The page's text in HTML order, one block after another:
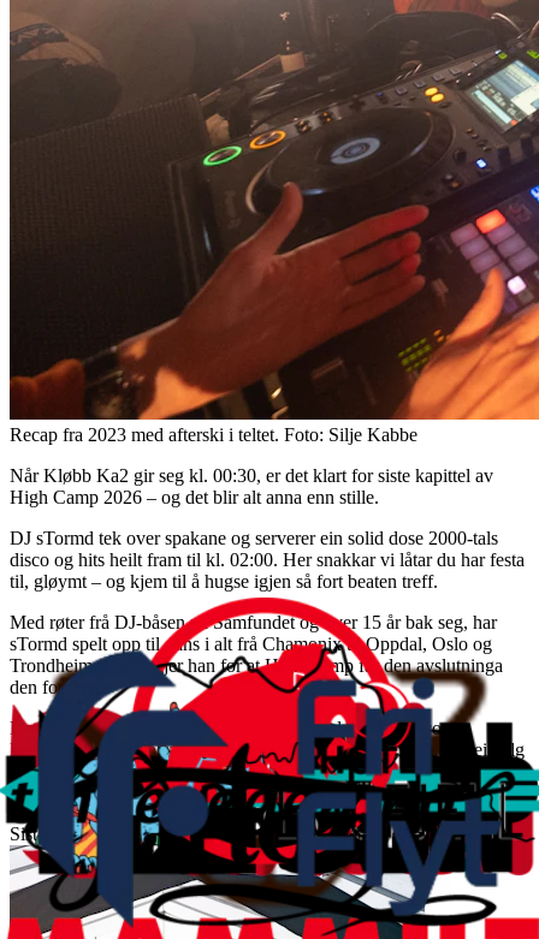
Recap fra 2023 med afterski i teltet. Foto: Silje Kabbe
Når Kløbb Ka2 gir seg kl. 00:30, er det klart for siste kapittel av
High Camp 2026 – og det blir alt anna enn stille.
DJ sTormd tek over spakane og serverer ein solid dose 2000-tals
disco og hits heilt fram til kl. 02:00. Her snakkar vi låtar du har festa
til, gløymt – og kjem til å hugse igjen så fort beaten treff.
Med røter frå DJ-båsen på Samfundet og over 15 år bak seg, har
sTormd spelt opp til dans i alt frå Chamonix til Oppdal, Oslo og
Trondheim. No sørgjer han for at High Camp får den avslutninga
den fortener.
Dette er kveldens siste afterski. Årets siste dunjakkedisco.
Ein siste sjanse til å samle gjengen, ta ein dans – og runde av ei helg
du ikkje vil heim frå.
Publisert17. april 2026 kl 10.56
Sist oppdatert
17. april 2026 kl 10.57